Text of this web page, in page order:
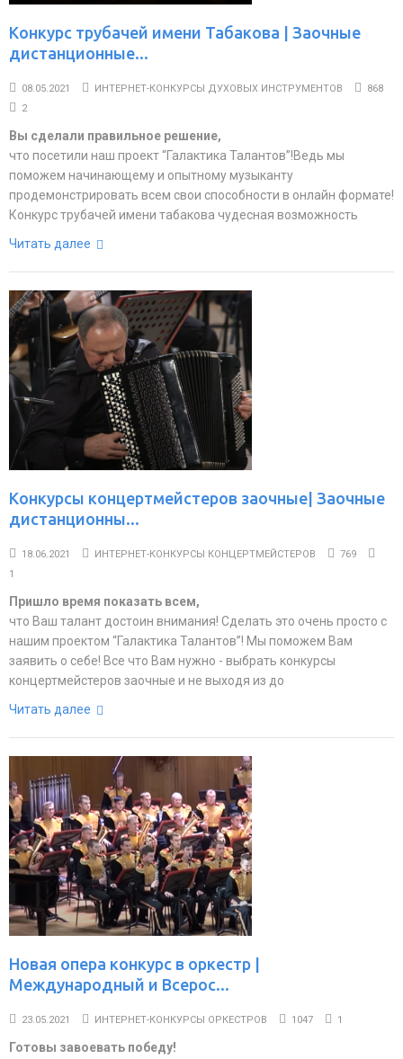
Конкурс трубачей имени Табакова | Заочные
дистанционные...
08.05.2021 ИНТЕРНЕТ-КОНКУРСЫ ДУХОВЫХ ИНСТРУМЕНТОВ
868
2
Вы сделали правильное решение,
что посетили наш проект “Галактика Талантов”!Ведь мы
поможем начинающему и опытному музыканту
продемонстрировать всем свои способности в онлайн формате!
Конкурс трубачей имени табакова чудесная возможность
Читать далее
Конкурсы концертмейстеров заочные| Заочные
дистанционны...
18.06.2021 ИНТЕРНЕТ-КОНКУРСЫ КОНЦЕРТМЕЙСТЕРОВ
769
1
Пришло время показать всем,
что Ваш талант достоин внимания! Сделать это очень просто с
нашим проектом “Галактика Талантов”! Мы поможем Вам
заявить о себе! Все что Вам нужно - выбрать конкурсы
концертмейстеров заочные и не выходя из до
Читать далее
Новая опера конкурс в оркестр |
Международный и Всерос...
23.05.2021 ИНТЕРНЕТ-КОНКУРСЫ ОРКЕСТРОВ 1047 1
Готовы завоевать победу!